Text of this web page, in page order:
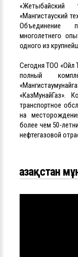
«Жетыбайский
«Мангистауский
Объединение
многолетнего
одного из
Сегодня ТОО «Ойл
полный
«КазМунайГаз».
транспортное
на
более чем 50-
нефтегазовой
Қазақстан